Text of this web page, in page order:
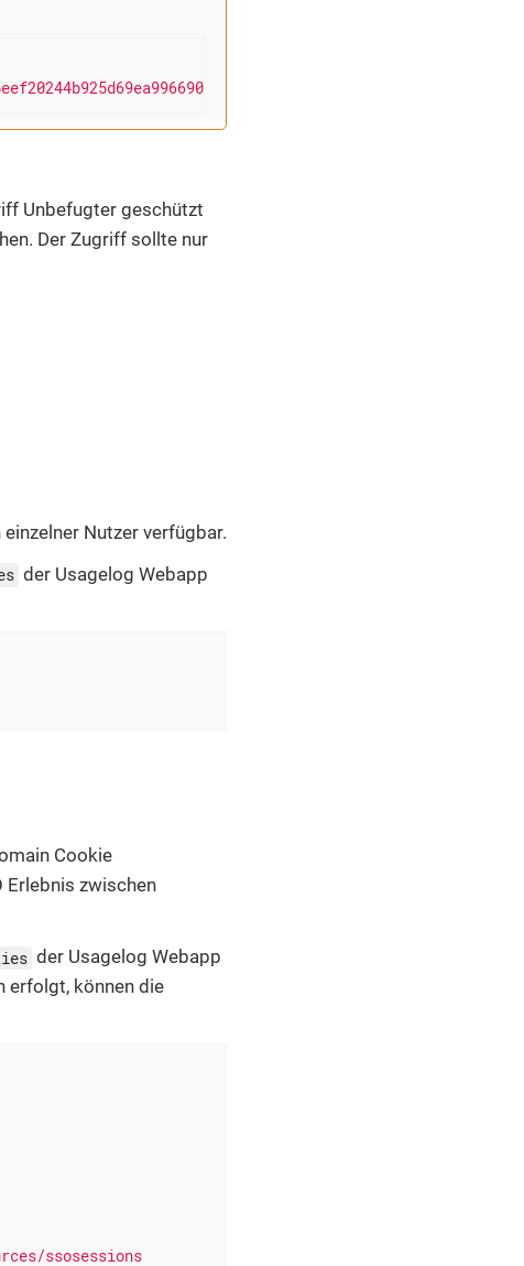
Unbefugter geschützt
Der Zugriff sollte nur
Nutzer verfügbar.
der Usagelog Webapp
Cookie
Erlebnis zwischen
der Usagelog Webapp
erfolgt, können die
ssosessions